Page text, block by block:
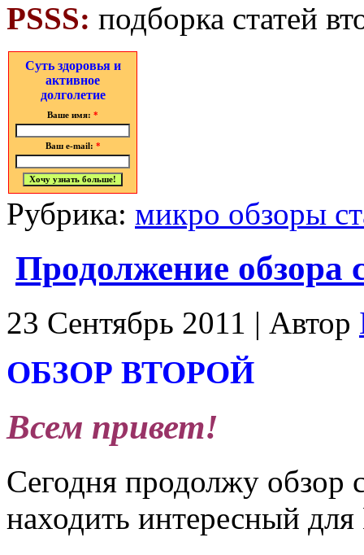
PSSS: подборка статей
Суть здоровья и
активное
долголетие
Ваше имя: *
Ваш e-mail: *
Рубрика: микро обзоры
Продолжение обзора
23 Сентябрь 2011 | Автор
ОБЗОР ВТОРОЙ
Всем привет!
Сегодня продолжу обзор
находить интересный